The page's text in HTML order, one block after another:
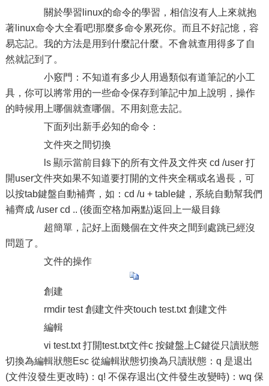
關於學習linux的命令的學習，相信沒有人上來就抱
著linux命令大全看吧!那麼多命令累死你。而且不好記憶，容
易忘記。我的方法是用到什麼記什麼。不會就查用得多了自
然就記到了。
小竅門：不知道有多少人用過類似有道筆記的小工
具，你可以將常用的一些命令保存到筆記中加上說明，操作
的時候用上哪個就查哪個。不用刻意去記。
下面列出新手必知的命令：
文件夾之間切換
ls 顯示當前目錄下的所有文件及文件夾 cd /user 打
開user文件夾如果不知道要打開的文件夾全稱或名過長，可
以按tab鍵盤自動補齊，如：cd /u + table鍵，系統自動幫我們
補齊成 /user cd .. (後面空格加兩點)返回上一級目錄
超簡單，記好上面幾個在文件夾之間到處跳已經沒
問題了。
文件的操作
創建
rmdir test 創建文件夾touch test.txt 創建文件
編輯
vi test.txt 打開test.txt文件c 按鍵盤上C鍵從只讀狀態
切換為編輯狀態Esc 從編輯狀態切換為只讀狀態：q 是退出
(文件沒發生更改時)：q! 不保存退出(文件發生改變時)：wq 保